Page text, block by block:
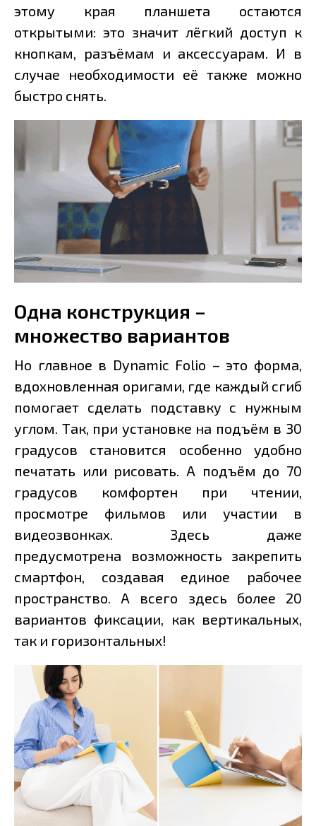
этому края планшета остаются
открытыми: это значит лёгкий доступ к
кнопкам, разъёмам и аксессуарам. И в
случае необходимости её также можно
быстро снять.
Одна конструкция –
множество вариантов
Но главное в Dynamic Folio – это форма,
вдохновленная оригами, где каждый сгиб
помогает сделать подставку с нужным
углом. Так, при установке на подъём в 30
градусов становится особенно удобно
печатать или рисовать. А подъём до 70
градусов комфортен при чтении,
просмотре фильмов или участии в
видеозвонках. Здесь даже
предусмотрена возможность закрепить
смартфон, создавая единое рабочее
пространство. А всего здесь более 20
вариантов фиксации, как вертикальных,
так и горизонтальных!